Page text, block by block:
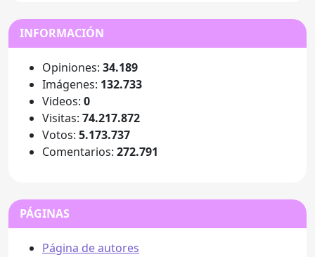
INFORMACIÓN
Opiniones: 34.189
Imágenes: 132.733
Videos: 0
Visitas: 74.217.872
Votos: 5.173.737
Comentarios: 272.791
PÁGINAS
Página de autores